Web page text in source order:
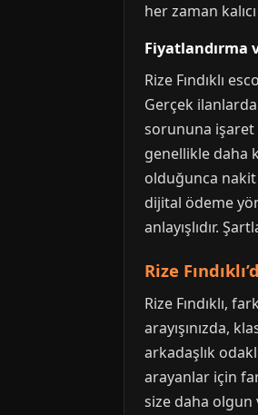
her zaman
Fiyatlandırma
Rize Fındıklı
Gerçek
sorununa işaret
genellikle daha
olduğunca nakit
dijital ödeme
anlayışlıdır.
Rize
Rize Fındıklı,
arayışınızda,
arkadaşlık
arayanlar için
size daha olgun